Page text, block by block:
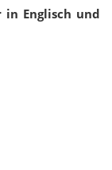
Englisch und